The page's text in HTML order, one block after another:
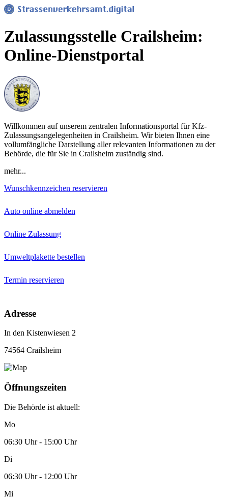
Zulassungsstelle Crailsheim:
Online-Dienstportal
Willkommen auf unserem zentralen Informationsportal für Kfz-
Zulassungsangelegenheiten in Crailsheim. Wir bieten Ihnen eine
vollumfängliche Darstellung aller relevanten Informationen zu der
Behörde, die für Sie in Crailsheim zuständig sind.
mehr...
Wunschkennzeichen reservieren
Auto online abmelden
Online Zulassung
Umweltplakette bestellen
Termin reservieren
Adresse
In den Kistenwiesen 2
74564 Crailsheim
Öffnungszeiten
Die Behörde ist aktuell:
Mo
06:30 Uhr - 15:00 Uhr
Di
06:30 Uhr - 12:00 Uhr
Mi